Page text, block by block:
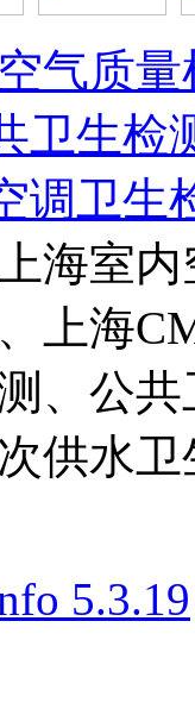
气质量
卫生检
调卫生
海室
上海
、公
供水
5.3.19